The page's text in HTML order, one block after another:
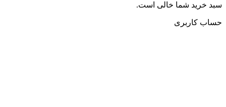
شما خالی است.